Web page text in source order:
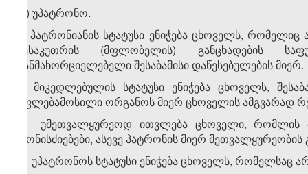
დ) უპატრონო.
2. პატრონიანის სტატუსი ენიჭება ცხოველს, რომელიც
მესაკუთრის (მფლობელის) განცხადების
განმახორციელებელი შესაბამისი დაწესებულების მიერ.
3. მიკედლებულის სტატუსი ენიჭება ცხოველს,
უფლებამოსილი ორგანოს მიერ ცხოველის ამგვარად
4. უმეთვალყურეოდ ითვლება ცხოველი, რომლის
ღონისძიებები, ასევე პატრონის მიერ
5. უპატრონოს სტატუსი ენიჭება ცხოველს, რომელსაც